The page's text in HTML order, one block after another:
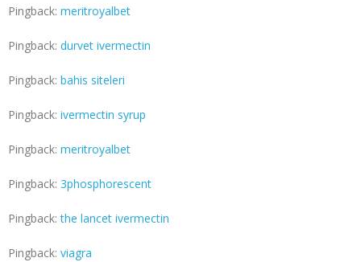
Pingback: meritroyalbet
Pingback: durvet ivermectin
Pingback: bahis siteleri
Pingback: ivermectin syrup
Pingback: meritroyalbet
Pingback: 3phosphorescent
Pingback:the lancet ivermectin
Pingback: viagra